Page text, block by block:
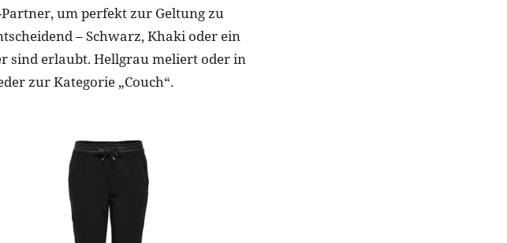
um perfekt zur Geltung zu
– Schwarz, Khaki oder ein
sind erlaubt. Hellgrau meliert oder in
zur Kategorie „Couch“.